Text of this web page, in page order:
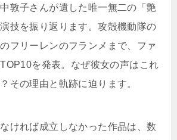
中敦子さんが遺した唯一無二の「艶
技を振り返ります。攻殻機動隊の
フリーレンのフランメまで、ファ
を発表。なぜ彼女の声はこれ
その理由と軌跡に迫ります。
ければ成立しなかった作品は、数